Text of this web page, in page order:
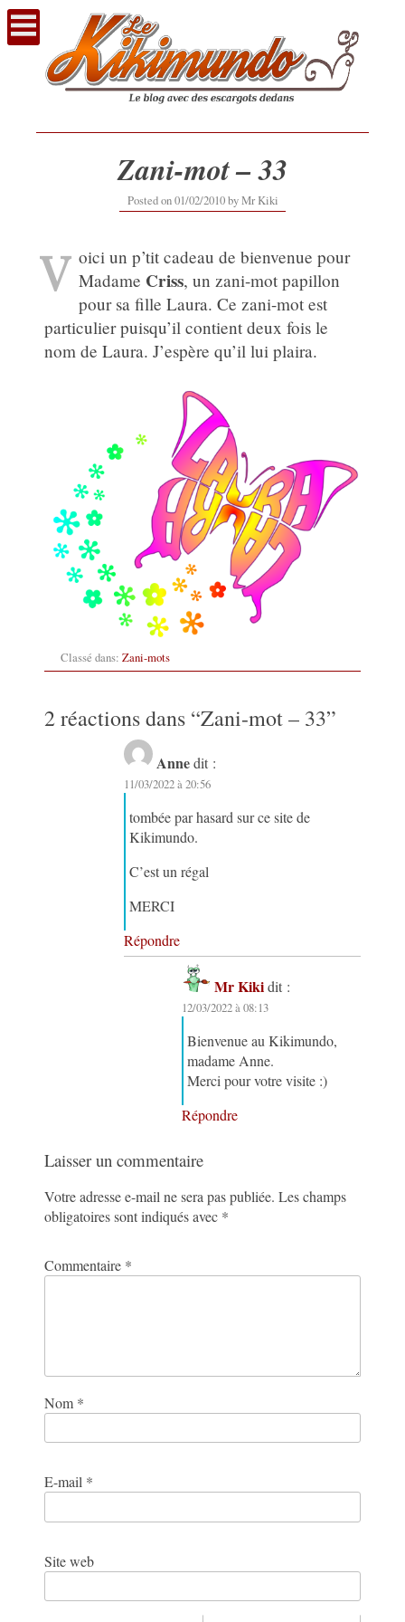
Voir
contenu
Zani-mot – 33
Posted on01/02/201016/09/2019
byMr Kiki
V oici un p’tit cadeau de bienvenue pour
Madame Criss, un zani-mot papillon
pour sa fille Laura. Ce zani-mot est
particulier puisqu’il contient deux fois le
nom de Laura. J’espère qu’il lui plaira.
Classé dans: Zani-mots
2 réactions dans “Zani-mot – 33”
Anne dit :
11/03/2022 à 20:56
tombée par hasard sur ce site de
Kikimundo.
C’est un régal
MERCI
Répondre
Mr Kiki dit :
12/03/2022 à 08:13
Bienvenue au Kikimundo,
madame Anne.
Merci pour votre visite :)
Répondre
Laisser un commentaire
Votre adresse e-mail ne sera pas publiée. Les champs
obligatoires sont indiqués avec *
Commentaire *
Nom *
E-mail *
Site web